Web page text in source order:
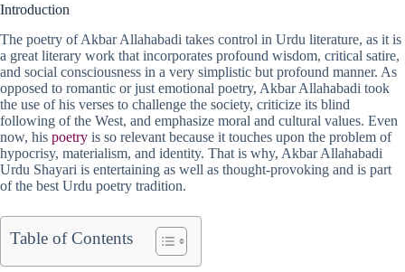
Introduction
The poetry of Akbar Allahabadi takes control in Urdu literature, as it is
a great literary work that incorporates profound wisdom, critical satire,
and social consciousness in a very simplistic but profound manner. As
opposed to romantic or just emotional poetry, Akbar Allahabadi took
the use of his verses to challenge the society, criticize its blind
following of the West, and emphasize moral and cultural values. Even
now, his poetry is so relevant because it touches upon the problem of
hypocrisy, materialism, and identity. That is why, Akbar Allahabadi
Urdu Shayari is entertaining as well as thought-provoking and is part
of the best Urdu poetry tradition.
Table of Contents